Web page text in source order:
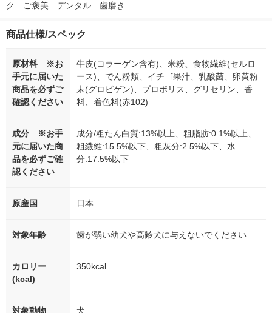
ク　ご褒美　デンタル　歯磨き
商品仕様/スペック
原材料 ※お
手元に届いた
商品を必ずご
確認ください
牛皮(コラーゲン含有)、米粉、食物繊維(セルロ
ース)、でん粉類、イチゴ果汁、乳酸菌、卵黄粉
末(グロビゲン)、プロポリス、グリセリン、香
料、着色料(赤102)
成分 ※お手
元に届いた商
品を必ずご確
認ください
成分/粗たん白質:13%以上、粗脂肪:0.1%以上、
粗繊維:15.5%以下、粗灰分:2.5%以下、水
分:17.5%以下
原産国 日本
対象年齢 歯が弱い幼犬や高齢犬に与えないでください
カロリー
(kcal)
350kcal
対象動物 犬